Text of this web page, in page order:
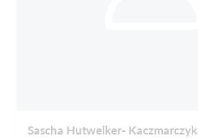
Sascha Hutwelker- Kaczmarczyk